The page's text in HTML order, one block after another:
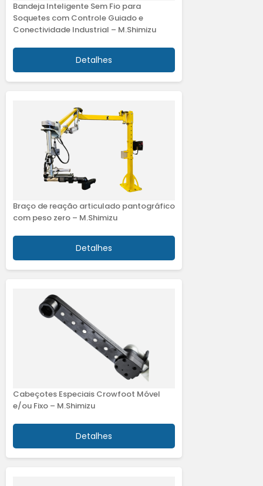
Bandeja Inteligente Sem Fio para
Soquetes com Controle Guiado e
Conectividade Industrial – M.Shimizu
Detalhes
Braço de reação articulado pantográfico
com peso zero – M.Shimizu
Detalhes
Cabeçotes Especiais Crowfoot Móvel
e/ou Fixo – M.Shimizu
Detalhes